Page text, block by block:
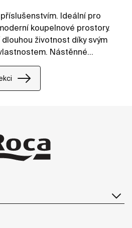
Ideální pro
koupelnové prostory.
životnost díky svým
Nástěnné
upevnit pomocí šroubů.
sada.